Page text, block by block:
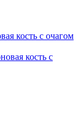
кость с очагом